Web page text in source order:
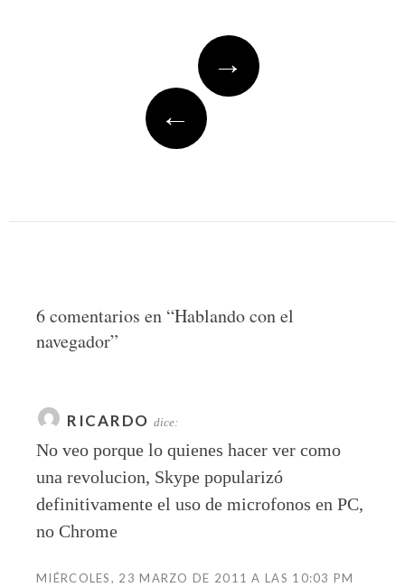
→
←
6 comentarios en “Hablando con el
navegador”
RICARDO dice:
No veo porque lo quienes hacer ver como
una revolucion, Skype popularizó
definitivamente el uso de microfonos en PC,
no Chrome
MIÉRCOLES, 23 MARZO DE 2011 A LAS 10:03 PM